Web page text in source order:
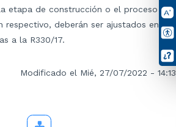
etapa de construcción o el proceso
respectivo, deberán ser ajustados en
a la R330/17.
Modificado el Mié, 27/07/2022 - 14:13